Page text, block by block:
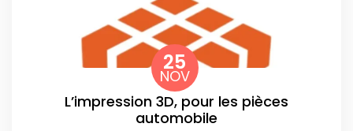
25
NOV
L’impression 3D, pour les pièces
automobile